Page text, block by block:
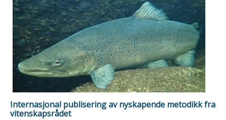
Internasjonal publisering av nyskapende metodikk fra
vitenskapsrådet